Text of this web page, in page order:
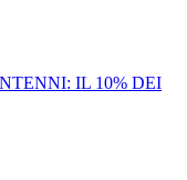
IL 10% DEI